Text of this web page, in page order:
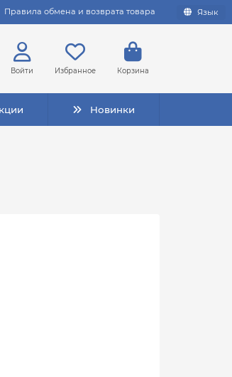
Правила обмена и возврата товара Язык
Войти Избранное Корзина
Новинки